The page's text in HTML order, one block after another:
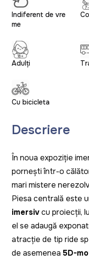
Indiferent de vre
me
Adulți
Cu bicicleta
Descriere
În noua expoziție
pornești într-o
mari mistere
Piesa centrală este
imersivcu proiecții,
el se adaugă
atracție de tip ride
de asemenea 5D-